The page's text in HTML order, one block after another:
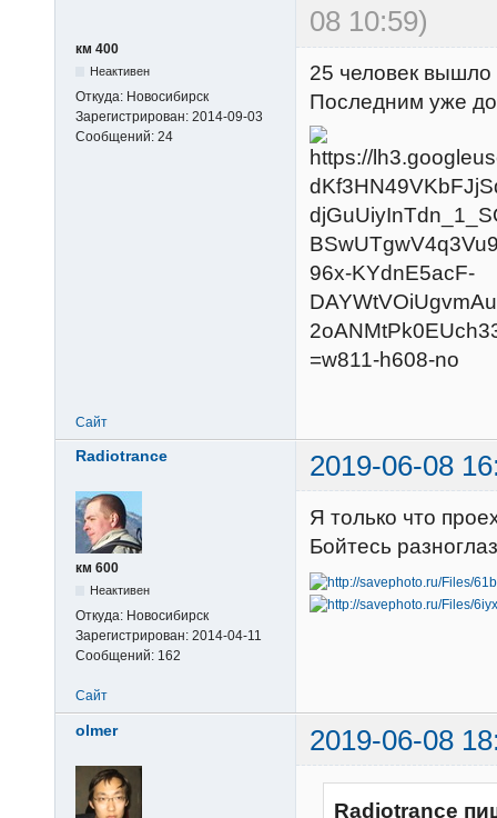
08 10:59)
км 400
Неактивен
Откуда: Новосибирск
Зарегистрирован: 2014-09-03
Сообщений: 24
25 человек вышло
Последним уже
Сайт
Radiotrance 2019-06-08
км 600
Неактивен
Откуда: Новосибирск
Зарегистрирован: 2014-04-11
Сообщений: 162
Я только что
Бойтесь
Сайт
olmer 2019-06-08
Radiotrance